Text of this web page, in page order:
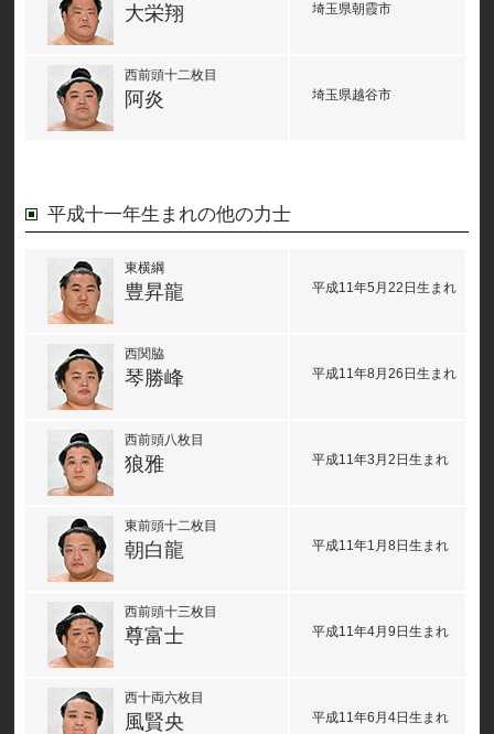
大栄翔 埼玉県朝霞市
西前頭十二枚目
阿炎 埼玉県越谷市
平成十一年生まれの他の力士
東横綱
豊昇龍 平成11年5月22日生まれ
西関脇
琴勝峰 平成11年8月26日生まれ
西前頭八枚目
狼雅 平成11年3月2日生まれ
東前頭十二枚目
朝白龍 平成11年1月8日生まれ
西前頭十三枚目
尊富士 平成11年4月9日生まれ
西十両六枚目
風賢央 平成11年6月4日生まれ